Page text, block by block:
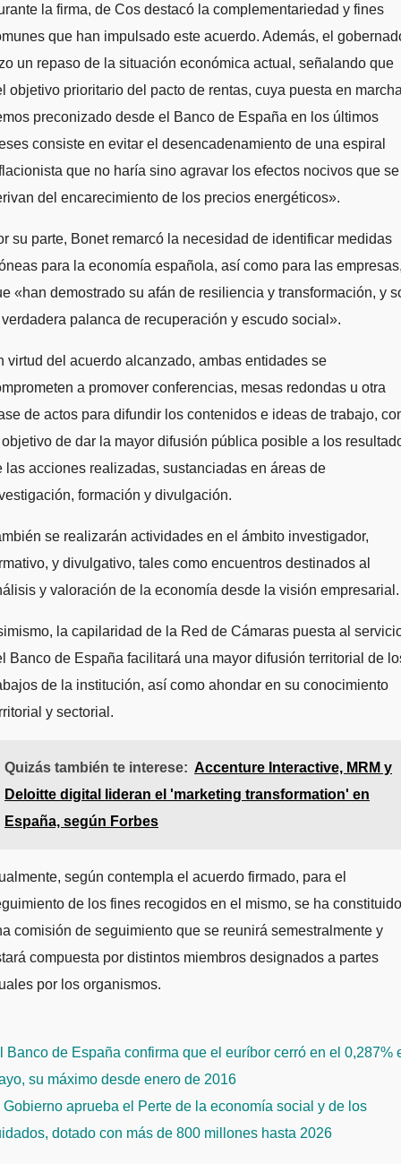
la firma, de Cos destacó la complementariedad y fines
que han impulsado este acuerdo. Además, el
un repaso de la situación económica actual, señalando que
objetivo prioritario del pacto de rentas, cuya puesta en
preconizado desde el Banco de España en los últimos
consiste en evitar el desencadenamiento de una espiral
que no haría sino agravar los efectos nocivos que se
del encarecimiento de los precios energéticos».
su parte, Bonet remarcó la necesidad de identificar medidas
para la economía española, así como para las
«han demostrado su afán de resiliencia y transformación, y
palanca de recuperación y escudo social».
virtud del acuerdo alcanzado, ambas entidades se
a promover conferencias, mesas redondas u otra
de actos para difundir los contenidos e ideas de trabajo,
de dar la mayor difusión pública posible a los
las acciones realizadas, sustanciadas en áreas de
formación y divulgación.
se realizarán actividades en el ámbito investigador,
y divulgativo, tales como encuentros destinados al
y valoración de la economía desde la visión empresarial.
la capilaridad de la Red de Cámaras puesta al
Banco de España facilitará una mayor difusión territorial de
de la institución, así como ahondar en su conocimiento
y sectorial.
Quizás también te interese: Accenture Interactive, MRM y
Deloitte digital lideran el 'marketing transformation' en
España, según Forbes
según contempla el acuerdo firmado, para el
de los fines recogidos en el mismo, se ha constituido
comisión de seguimiento que se reunirá semestralmente y
compuesta por distintos miembros designados a partes
por los organismos.
Banco de España confirma que el euríbor cerró en el 0,287%
su máximo desde enero de 2016
Gobierno aprueba el Perte de la economía social y de los
dotado con más de 800 millones hasta 2026